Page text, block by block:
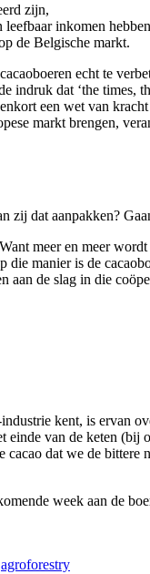
zijn,
leefbaar inkomen
de Belgische markt.
echt te
dat ‘the times,
een wet van
markt brengen,
dat aanpakken?
meer en meer
manier is de
de slag in die
kent, is ervan
van de keten
dat we de
week aan de
agroforestry